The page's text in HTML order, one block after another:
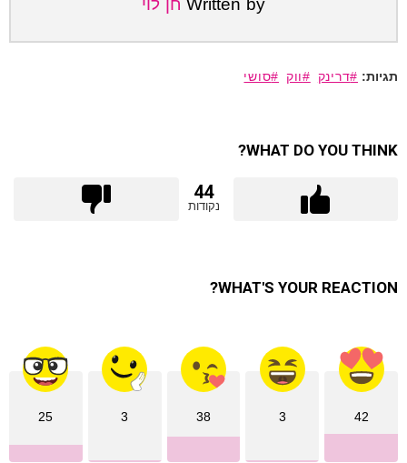
Written by חן לוי
דרינק ווק סושי
WHAT DO YOU THINK?
44
נקודות
WHAT'S YOUR REACTION?
42
3
38
3
25